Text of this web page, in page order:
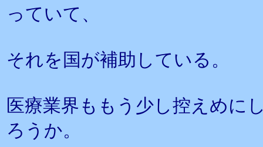
っていて、
それを国が補助している。
医療業界ももう少し控えめに
ろうか。